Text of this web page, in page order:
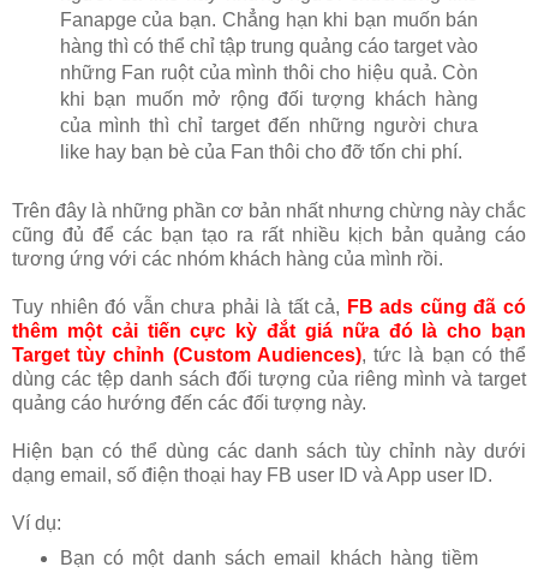
Fanapge của bạn. Chẳng hạn khi bạn muốn bán
hàng thì có thể chỉ tập trung quảng cáo target vào
những Fan ruột của mình thôi cho hiệu quả. Còn
khi bạn muốn mở rộng đối tượng khách hàng
của mình thì chỉ target đến những người chưa
like hay bạn bè của Fan thôi cho đỡ tốn chi phí.
Trên đây là những phần cơ bản nhất nhưng chừng này chắc
cũng đủ để các bạn tạo ra rất nhiều kịch bản quảng cáo
tương ứng với các nhóm khách hàng của mình rồi.
Tuy nhiên đó vẫn chưa phải là tất cả, FB ads cũng đã có
thêm một cải tiến cực kỳ đắt giá nữa đó là cho bạn
Target tùy chỉnh (Custom Audiences), tức là bạn có thể
dùng các tệp danh sách đối tượng của riêng mình và target
quảng cáo hướng đến các đối tượng này.
Hiện bạn có thể dùng các danh sách tùy chỉnh này dưới
dạng email, số điện thoại hay FB user ID và App user ID.
Ví dụ:
Bạn có một danh sách email khách hàng tiềm